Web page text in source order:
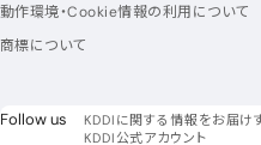
動作環境・Cookie情報の利用について
商標について
Follow us フォローアス
KDDIに関する情報をお届けす
KDDI公式アカウント